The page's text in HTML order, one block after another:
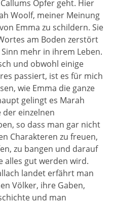
Opfer geht. Hier
Woolf, meiner Meinung
Emma zu schildern. Sie
am Boden zerstört
mehr in ihrem Leben.
und obwohl einige
passiert, ist es für mich
wie Emma die ganze
gelingt es Marah
einzelnen
so dass man gar nicht
Charakteren zu freuen,
zu bangen und darauf
alles gut werden wird.
landet erfährt man
Völker, ihre Gaben,
und man